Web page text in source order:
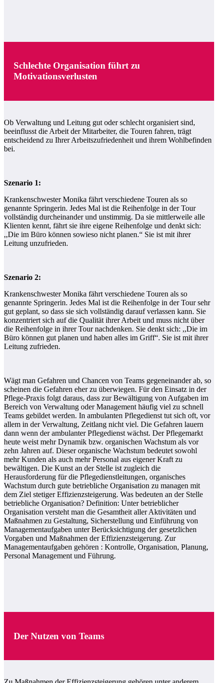
Schlechte Organisation führt zu
Motivationsverlusten
Ob Verwaltung und Leitung gut oder schlecht organisiert sind,
beeinflusst die Arbeit der Mitarbeiter, die Touren fahren, trägt
entscheidend zu Ihrer Arbeitszufriedenheit und ihrem Wohlbefinden
bei.
Szenario 1:
Krankenschwester Monika fährt verschiedene Touren als so
genannte Springerin. Jedes Mal ist die Reihenfolge in der Tour
vollständig durcheinander und unstimmig. Da sie mittlerweile alle
Klienten kennt, fährt sie ihre eigene Reihenfolge und denkt sich:
,,Die im Büro können sowieso nicht planen.“ Sie ist mit ihrer
Leitung unzufrieden.
Szenario 2:
Krankenschwester Monika fährt verschiedene Touren als so
genannte Springerin. Jedes Mal ist die Reihenfolge in der Tour sehr
gut geplant, so dass sie sich vollständig darauf verlassen kann. Sie
konzentriert sich auf die Qualität ihrer Arbeit und muss nicht über
die Reihenfolge in ihrer Tour nachdenken. Sie denkt sich: ,,Die im
Büro können gut planen und haben alles im Griff“. Sie ist mit ihrer
Leitung zufrieden.
Wägt man Gefahren und Chancen von Teams gegeneinander ab, so
scheinen die Gefahren eher zu überwiegen. Für den Einsatz in der
Pflege-Praxis folgt daraus, dass zur Bewältigung von Aufgaben im
Bereich von Verwaltung oder Management häufig viel zu schnell
Teams gebildet werden. In ambulanten Pflegedienst tut sich oft, vor
allem in der Verwaltung, Zeitlang nicht viel. Die Gefahren lauern
dann wenn der ambulanter Pflegedienst wächst. Der Pflegemarkt
heute weist mehr Dynamik bzw. organischen Wachstum als vor
zehn Jahren auf. Dieser organische Wachstum bedeutet sowohl
mehr Kunden als auch mehr Personal aus eigener Kraft zu
bewältigen. Die Kunst an der Stelle ist zugleich die
Herausforderung für die Pflegedienstleitungen, organisches
Wachstum durch gute betriebliche Organisation zu managen mit
dem Ziel stetiger Effizienzsteigerung. Was bedeuten an der Stelle
betriebliche Organisation? Definition: Unter betrieblicher
Organisation versteht man die Gesamtheit aller Aktivitäten und
Maßnahmen zu Gestaltung, Sicherstellung und Einführung von
Managementaufgaben unter Berücksichtigung der gesetzlichen
Vorgaben und Maßnahmen der Effizienzsteigerung. Zur
Managementaufgaben gehören : Kontrolle, Organisation, Planung,
Personal Management und Führung.
Der Nutzen von Teams